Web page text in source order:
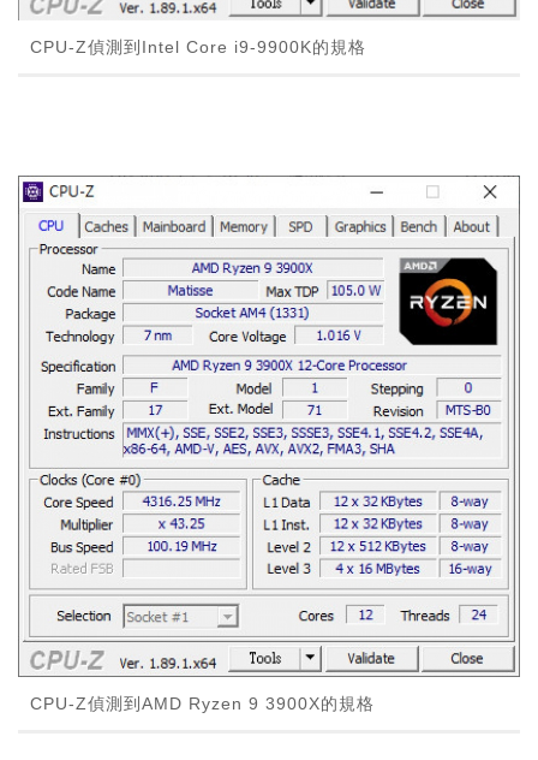
CPU-Z偵測到Intel Core i9-9900K的規格
CPU-Z偵測到AMD Ryzen 9 3900X的規格